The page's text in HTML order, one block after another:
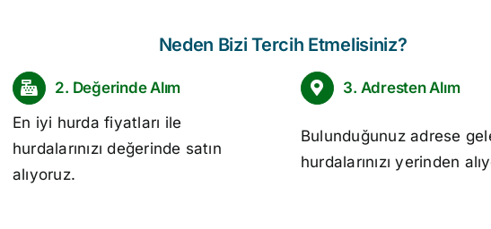
Neden Bizi Tercih Etmelisiniz?
2. Değerinde Alım
En iyi hurda fiyatları ile
hurdalarınızı değerinde satın
alıyoruz.
3. Adresten Alım
Bulunduğunuz adrese
hurdalarınızı yerinden